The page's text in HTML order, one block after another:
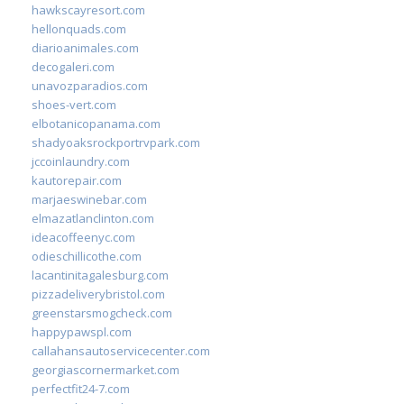
hawkscayresort.com
hellonquads.com
diarioanimales.com
decogaleri.com
unavozparadios.com
shoes-vert.com
elbotanicopanama.com
shadyoaksrockportrvpark.com
jccoinlaundry.com
kautorepair.com
marjaeswinebar.com
elmazatlanclinton.com
ideacoffeenyc.com
odieschillicothe.com
lacantinitagalesburg.com
pizzadeliverybristol.com
greenstarsmogcheck.com
happypawspl.com
callahansautoservicecenter.com
georgiascornermarket.com
perfectfit24-7.com